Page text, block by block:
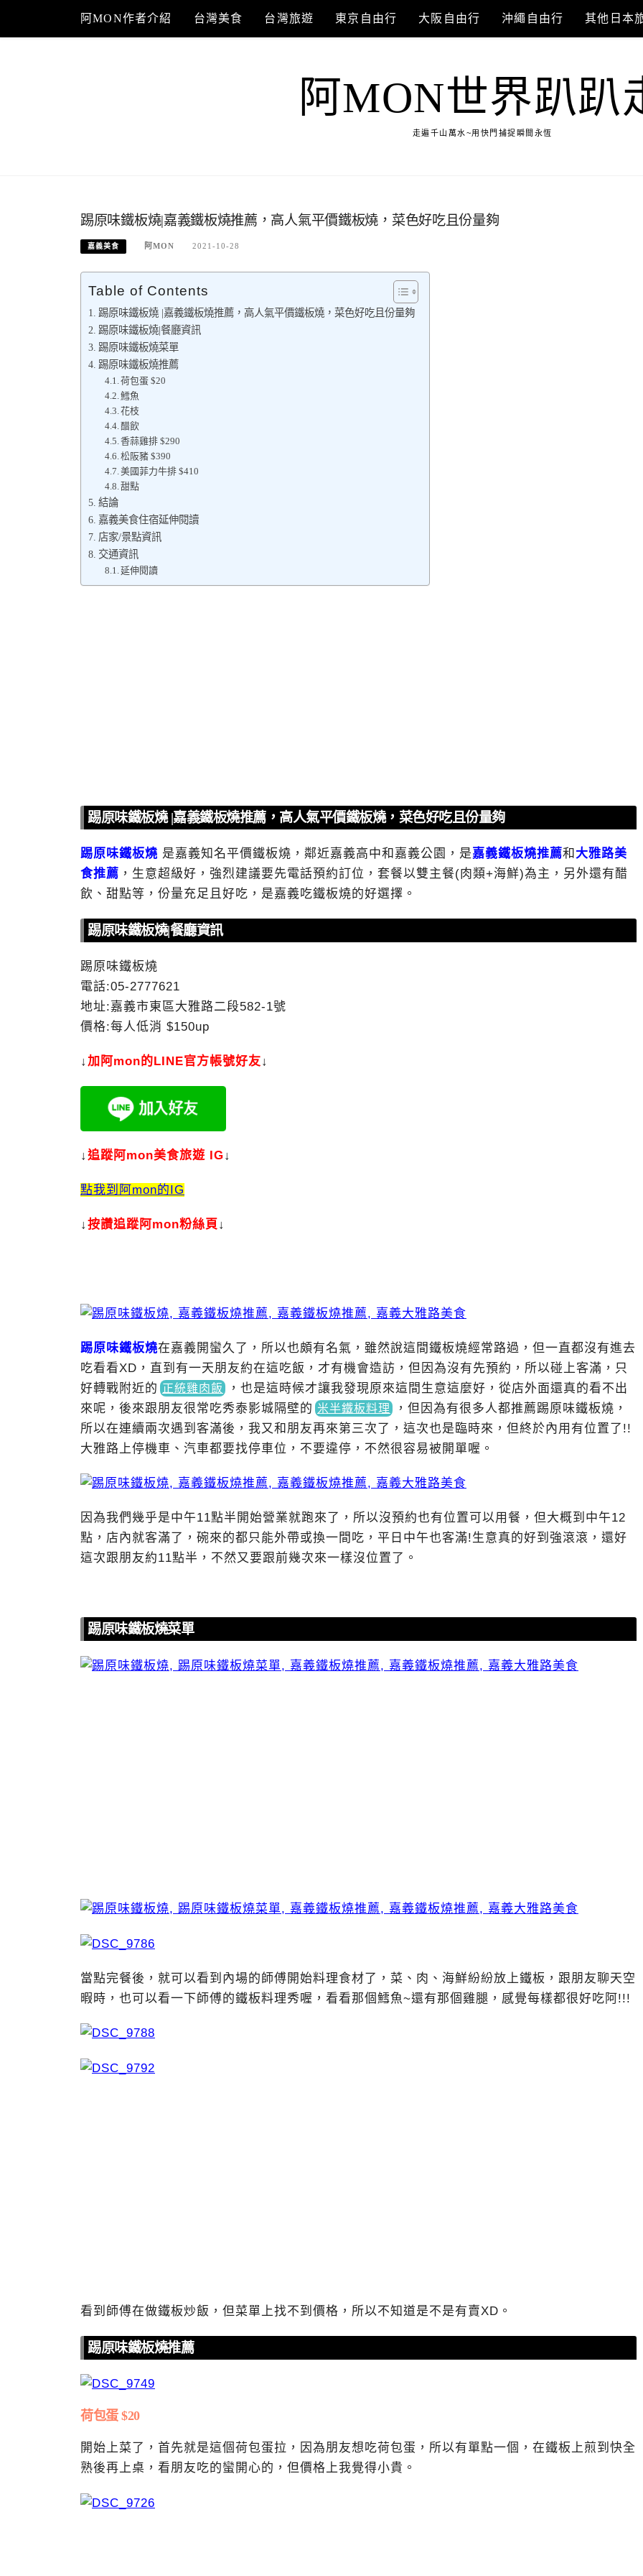
content
阿MON作者介紹 台灣美食 台灣旅遊 東京自由行 大阪自由行 沖繩自由行 其他日本
阿MON世界趴趴
走遍千山萬水~用快門捕捉瞬間永恆
踢原味鐵板燒|嘉義鐵板燒推薦，高人氣平價鐵板燒，菜色好吃且份量夠
嘉義美食 阿MON 2021-10-28
Table of Contents
踢原味鐵板燒 |嘉義鐵板燒推薦，高人氣平價鐵板燒，菜色好吃且份量夠
踢原味鐵板燒|餐廳資訊
踢原味鐵板燒菜單
踢原味鐵板燒推薦
荷包蛋 $20
鱈魚
花枝
醋飲
香蒜雞排 $290
松阪豬 $390
美國菲力牛排 $410
甜點
結論
嘉義美食住宿延伸閱讀
店家/景點資訊
交通資訊
延伸閱讀
踢原味鐵板燒 |嘉義鐵板燒推薦，高人氣平價鐵板燒，菜色好吃且份量夠
踢原味鐵板燒 是嘉義知名平價鐵板燒，鄰近嘉義高中和嘉義公園，是嘉義鐵板燒推薦和 大雅路美
食推薦 ，生意超級好，強烈建議要先電話預約訂位，套餐以雙主餐(肉類+海鮮)為主，另外還有醋
飲、甜點等，份量充足且好吃，是嘉義吃鐵板燒的好選擇。
踢原味鐵板燒|餐廳資訊
踢原味鐵板燒
電話:05-2777621
地址:嘉義市東區大雅路二段582-1號
價格:每人低消 $150up
↓加 阿mon的LINE官方帳號好友↓
↓追蹤阿mon美食旅遊 IG↓
點我到阿mon的IG
↓按讚追蹤阿mon粉絲頁 ↓
踢原味鐵板燒在嘉義開蠻久了，所以也頗有名氣，雖然說這間鐵板燒經常路過，但一直都沒有進去
吃看看XD，直到有一天朋友約在這吃飯，才有機會造訪，但因為沒有先預約，所以碰上客滿，只
好轉戰附近的 正統雞肉飯 ， 也是這時候才讓我發現原來這間生意這麼好，從店外面還真的看不出
來呢，後來跟朋友很常吃秀泰影城隔壁的 米半鐵板料理 ， 但因為有很多人都推薦踢原味鐵板燒，
所以在連續兩次遇到客滿後，我又和朋友再來第三次了，這次也是臨時來，但終於內用有位置了!!
大雅路上停機車、汽車都要找停車位，不要違停，不然很容易被開單喔。
因為我們幾乎是中午11點半開始營業就跑來了，所以沒預約也有位置可以用餐，但大概到中午12
點，店內就客滿了，碗來的都只能外帶或換一間吃，平日中午也客滿!生意真的好到強滾滾，還好
這次跟朋友約11點半，不然又要跟前幾次來一樣沒位置了。
踢原味鐵板燒菜單
當點完餐後，就可以看到內場的師傅開始料理食材了，菜、肉、海鮮紛紛放上鐵板，跟朋友聊天空
暇時，也可以看一下師傅的鐵板料理秀喔，看看那個鱈魚~還有那個雞腿，感覺每樣都很好吃阿!!!
看到師傅在做鐵板炒飯，但菜單上找不到價格，所以不知道是不是有賣XD。
踢原味鐵板燒推薦
荷包蛋 $20
開始上菜了，首先就是這個荷包蛋拉，因為朋友想吃荷包蛋，所以有單點一個，在鐵板上煎到快全
熟後再上桌，看朋友吃的蠻開心的，但價格上我覺得小貴。